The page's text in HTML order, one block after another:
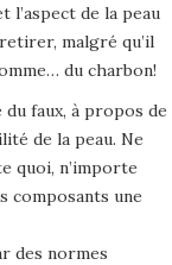
de la peau
malgré qu’il
du charbon!
faux, à propos de
de la peau. Ne
quoi, n’importe
composants une
des normes